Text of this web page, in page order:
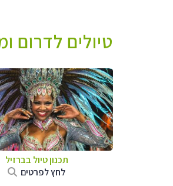
טיולים לדרום
תכנון טיול בברזיל
לחץ לפרטים